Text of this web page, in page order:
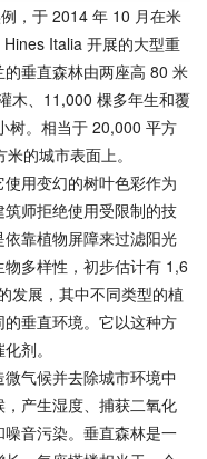
，于 2014 年 10 月在米
Italia 开展的大型重
垂直森林由两座高 80 米
木、11,000 棵多年生和覆
树。相当于 20,000 平方
的城市表面上。
用变幻的树叶色彩作为
师拒绝使用受限制的技
靠植物屏障来过滤阳光
多样性，初步估计有 1,6
发展，其中不同类型的植
垂直环境。它以这种方
剂。
气候并去除城市环境中
产生湿度、捕获二氧化
音污染。垂直森林是一